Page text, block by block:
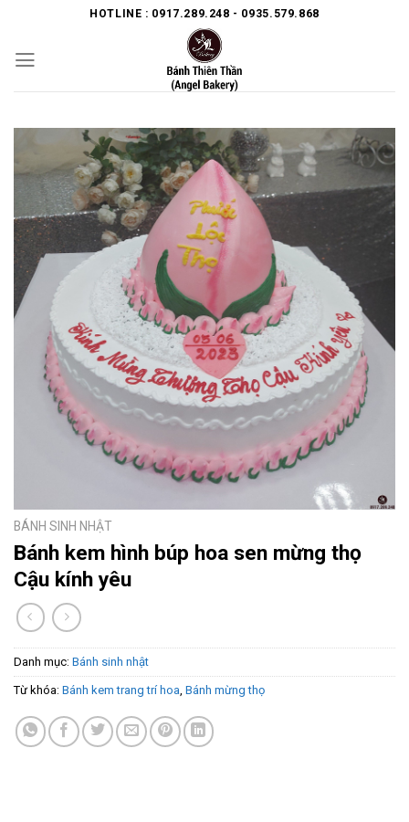
content
HOTLINE : 0917.289.248 - 0935.579.868
BÁNH SINH NHẬT
Bánh kem hình búp hoa sen mừng thọ
Cậu kính yêu
Danh mục: Bánh sinh nhật
Từ khóa: Bánh kem trang trí hoa Bánh mừng thọ